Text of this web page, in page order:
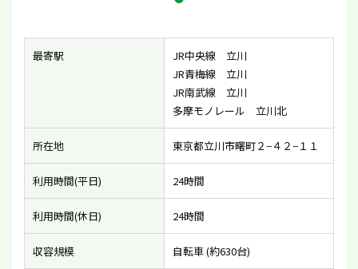
最寄駅
JR中央線 立川
JR青梅線 立川
JR南武線 立川
多摩モノレール 立川北
所在地 東京都立川市曙町２−４２−１１
利用時間(平日) 24時間
利用時間(休日) 24時間
収容規模 自転車 (約630台)